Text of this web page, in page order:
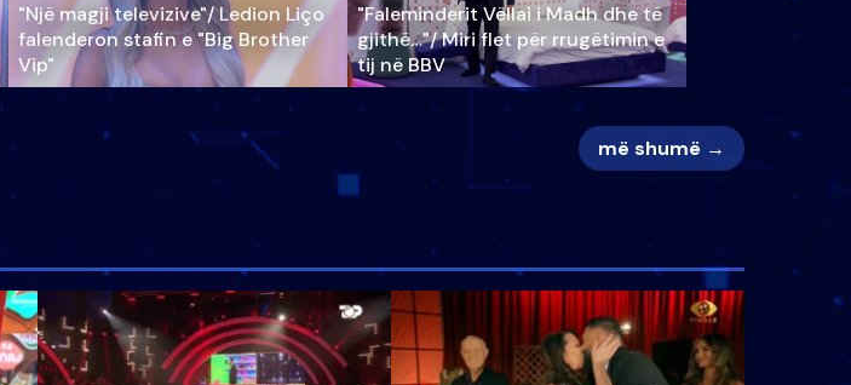
"Një magji televizive"/ Ledion Liço
falenderon stafin e "Big Brother
Vip"
"Faleminderit Vëllai i Madh dhe të
gjithë…"/ Miri flet për rrugëtimin e
tij në BBV
më shumë →